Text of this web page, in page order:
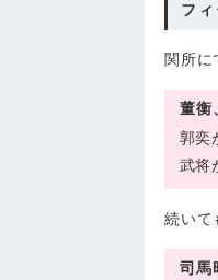
フ
関所に
董衡
郭奕
武将
続いて
司馬